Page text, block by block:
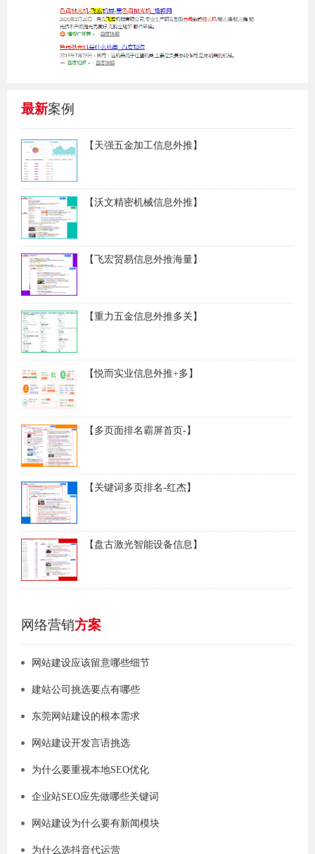
最新案例
【天强五金加工信息外推】
【沃文精密机械信息外推】
【飞宏贸易信息外推海量】
【重力五金信息外推多关】
【悦而实业信息外推+多】
【多页面排名霸屏首页-】
【关键词多页排名-红杰】
【盘古激光智能设备信息】
网络营销方案
网站建设应该留意哪些细节
建站公司挑选要点有哪些
东莞网站建设的根本需求
网站建设开发言语挑选
为什么要重视本地SEO优化
企业站SEO应先做哪些关键词
网站建设为什么要有新闻模块
为什么选抖音代运营